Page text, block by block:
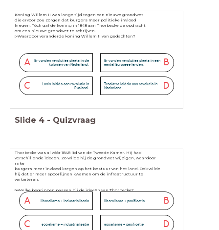
Koning Willem II was lange tijd tegen een nieuwe grondwet
die ervoor zou zorgen dat burgers meer politieke invloed
kregen. Tóch gaf de koning in 1848 aan Thorbecke de opdracht
om een nieuwe grondwet te schrijven.
▻Waardoor veranderde koning Willem II van gedachten?
A
Er vonden revoluties plaats in de
koloniën van Nederland.
B
Er vonden revoluties plaats in een
aantal Europese landen.
C
Lenin leidde een revolutie in
Rusland.
D
Troelstra leidde een revolutie in
Nederland.
Slide 4 - Quizvraag
Thorbecke was al vóór 1848 lid van de Tweede Kamer. Hij had
verschillende ideeën. Zo wilde hij de grondwet wijzigen, waardoor
rijke
burgers meer invloed kregen op het bestuur van het land. Ook wilde
hij dat er meer spoorlijnen kwamen om de infrastructuur te
verbeteren.
▻Welke begrippen passen bij de ideeën van Thorbecke?
A liberalisme + industrialisatie B
liberalisme + pacificatie
C socialisme + industrialisatie D
socialisme + pacificatie